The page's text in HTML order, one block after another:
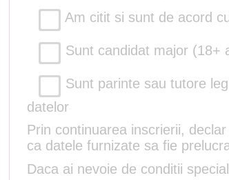
Am citit si sunt de acord
Sunt candidat major (18+
Sunt parinte sau tutore
datelor
Prin continuarea inscrierii,
ca datele furnizate sa fie
Daca ai nevoie de conditii